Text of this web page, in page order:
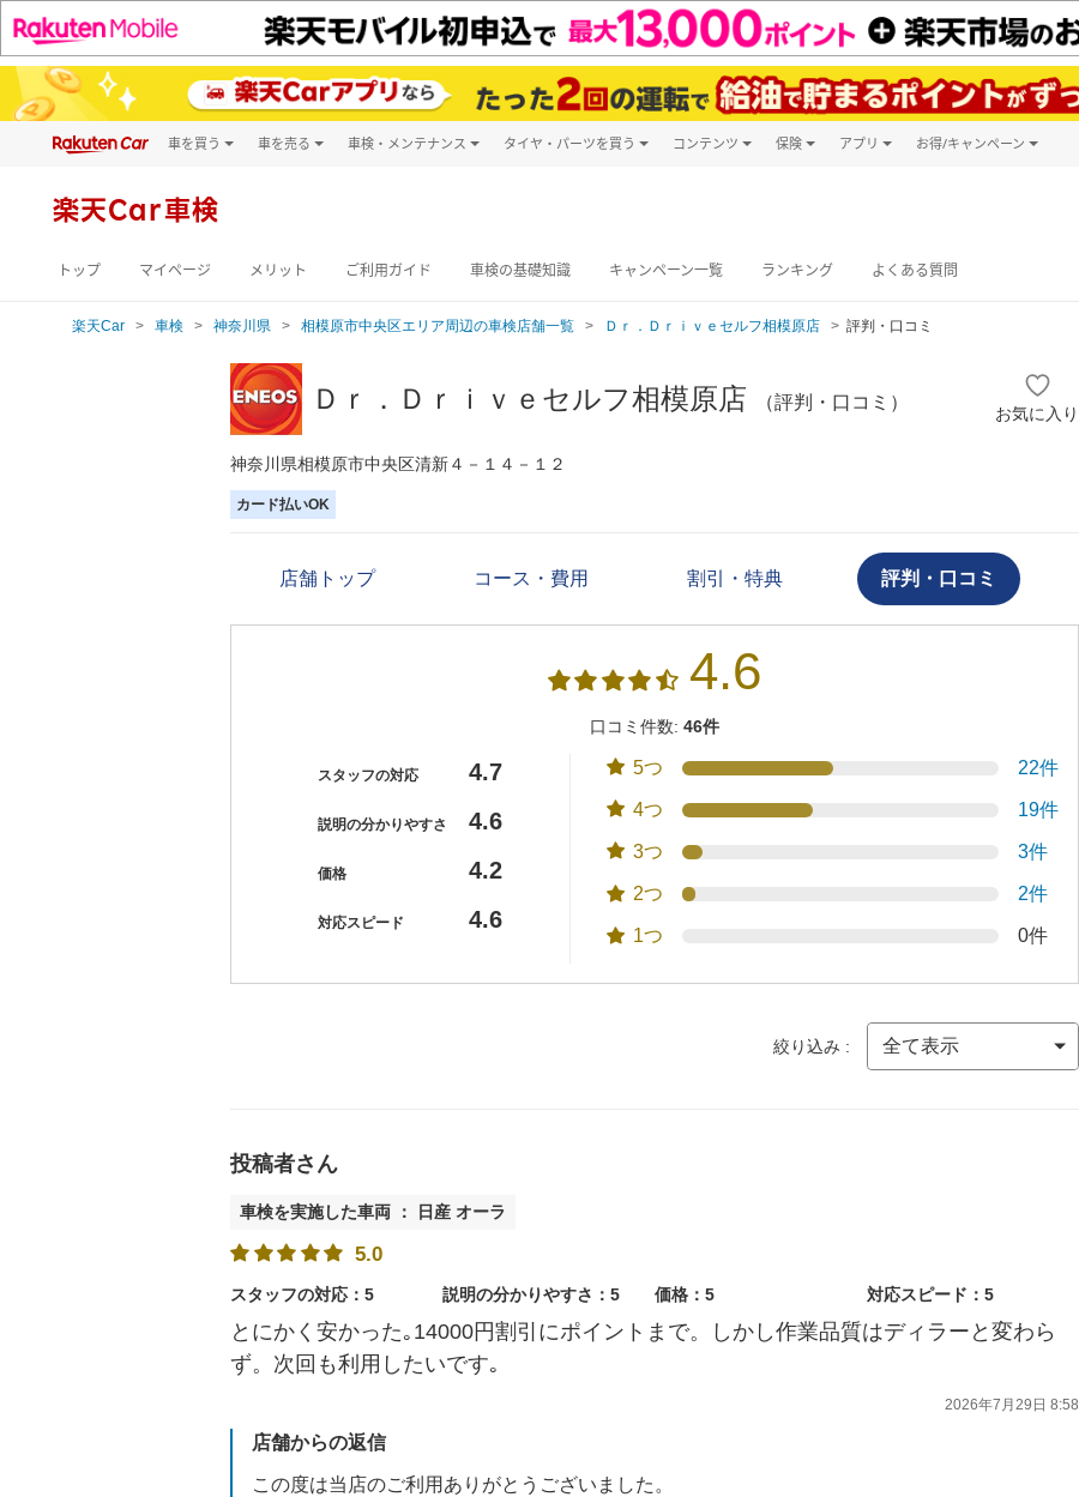
車を買う
新車
車を売る 車検・メンテナンス タイヤ・パーツを買う コンテンツ 保険 アプリ お得/キャンペーン
楽天Car車検
トップ マイページ メリット ご利用ガイド 車検の基礎知識 キャンペーン一覧 ランキング よくある質問
楽天Car 車検 神奈川県 相模原市中央区エリア周辺の車検店舗一覧 Ｄｒ．Ｄｒｉｖｅセルフ相模原店 評判・口コミ
Ｄｒ．Ｄｒｉｖｅセルフ相模原店 （評判・口コミ）
お気に入り
神奈川県相模原市中央区清新４－１４－１２
カード払いOK
店舗トップ コース・費用 割引・特典 評判・口コミ
4.6
口コミ件数: 46件
スタッフの対応 4.7
説明の分かりやすさ 4.6
価格 4.2
対応スピード 4.6
5つ 22件
4つ 19件
3つ 3件
2つ 2件
1つ 0件
絞り込み :
投稿者さん
車検を実施した車両 ： 日産 オーラ
5.0
スタッフの対応：5 説明の分かりやすさ：5 価格：5 対応スピード：5
とにかく安かった｡14000円割引にポイントまで。しかし作業品質はディラーと変わら
ず。次回も利用したいです｡
2026年7月29日 8:58
店舗からの返信
この度は当店のご利用ありがとうございました。